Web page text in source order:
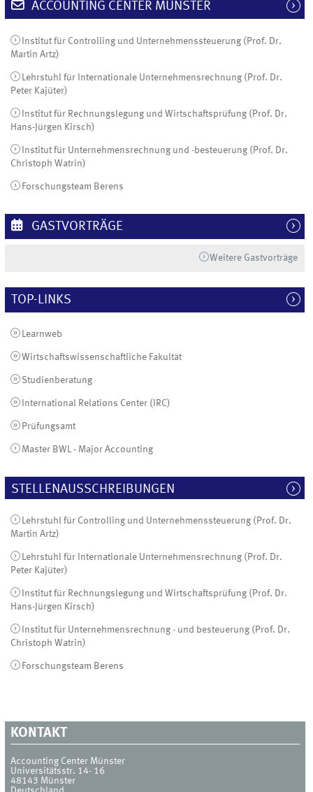
ACCOUNTING CENTER MÜNSTER
Institut für Controlling und Unternehmenssteuerung (Prof. Dr.
Martin Artz)
Lehrstuhl für Internationale Unternehmensrechnung (Prof. Dr.
Peter Kajüter)
Institut für Rechnungslegung und Wirtschaftsprüfung (Prof. Dr.
Hans-Jürgen Kirsch)
Institut für Unternehmensrechnung und -besteuerung (Prof. Dr.
Christoph Watrin)
Forschungsteam Berens
GASTVORTRÄGE
Weitere Gastvorträge
TOP-LINKS
Learnweb
Wirtschaftswissenschaftliche Fakultät
Studienberatung
International Relations Center (IRC)
Prüfungsamt
Master BWL - Major Accounting
STELLENAUSSCHREIBUNGEN
Lehrstuhl für Controlling und Unternehmenssteuerung (Prof. Dr.
Martin Artz)
Lehrstuhl für Internationale Unternehmensrechnung (Prof. Dr.
Peter Kajüter)
Institut für Rechnungslegung und Wirtschaftsprüfung (Prof. Dr.
Hans-Jürgen Kirsch)
Institut für Unternehmensrechnung - und besteuerung (Prof. Dr.
Christoph Watrin)
Forschungsteam Berens
KONTAKT
Accounting Center Münster
Universitätsstr. 14- 16
48143 Münster